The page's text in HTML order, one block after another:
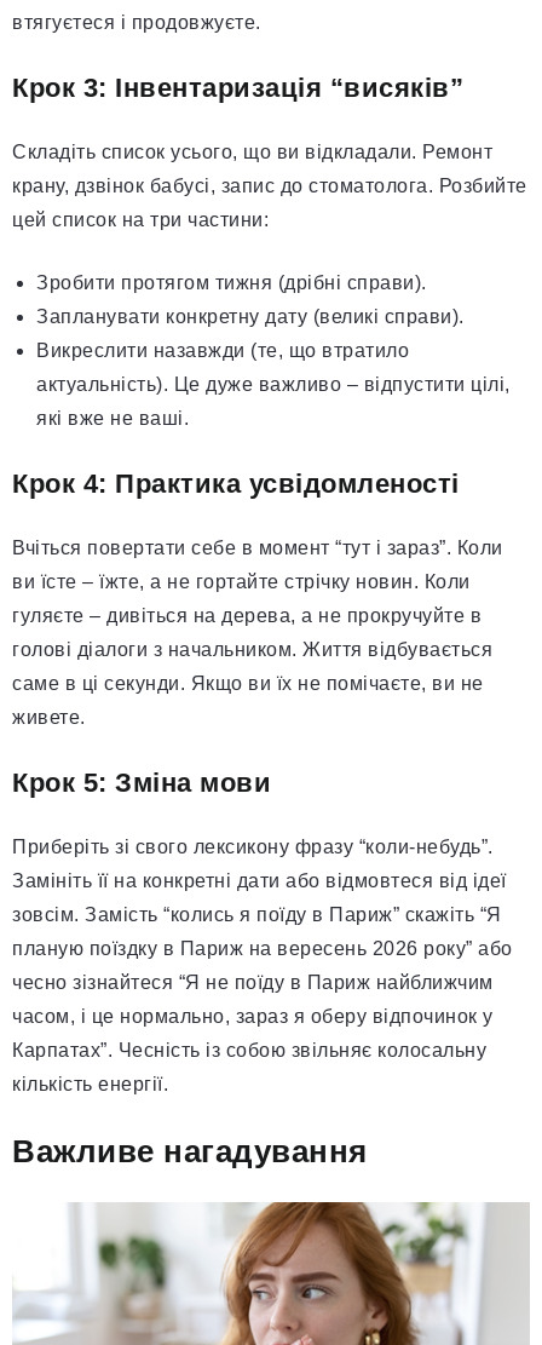
втягуєтеся і продовжуєте.
Крок 3: Інвентаризація “висяків”
Складіть список усього, що ви відкладали. Ремонт
крану, дзвінок бабусі, запис до стоматолога. Розбийте
цей список на три частини:
Зробити протягом тижня (дрібні справи).
Запланувати конкретну дату (великі справи).
Викреслити назавжди (те, що втратило
актуальність). Це дуже важливо – відпустити цілі,
які вже не ваші.
Крок 4: Практика усвідомленості
Вчіться повертати себе в момент “тут і зараз”. Коли
ви їсте – їжте, а не гортайте стрічку новин. Коли
гуляєте – дивіться на дерева, а не прокручуйте в
голові діалоги з начальником. Життя відбувається
саме в ці секунди. Якщо ви їх не помічаєте, ви не
живете.
Крок 5: Зміна мови
Приберіть зі свого лексикону фразу “коли-небудь”.
Замініть її на конкретні дати або відмовтеся від ідеї
зовсім. Замість “колись я поїду в Париж” скажіть “Я
планую поїздку в Париж на вересень 2026 року” або
чесно зізнайтеся “Я не поїду в Париж найближчим
часом, і це нормально, зараз я оберу відпочинок у
Карпатах”. Чесність із собою звільняє колосальну
кількість енергії.
Важливе нагадування